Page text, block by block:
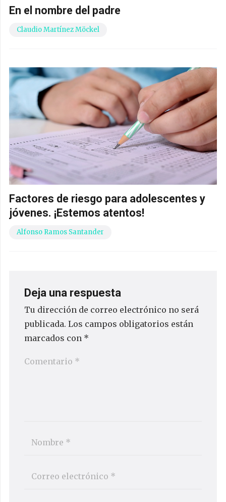
En el nombre del padre
Claudio Martínez Möckel
Factores de riesgo para adolescentes y
jóvenes. ¡Estemos atentos!
Alfonso Ramos Santander
Deja una respuesta
Tu dirección de correo electrónico no será
publicada. Los campos obligatorios están
marcados con *